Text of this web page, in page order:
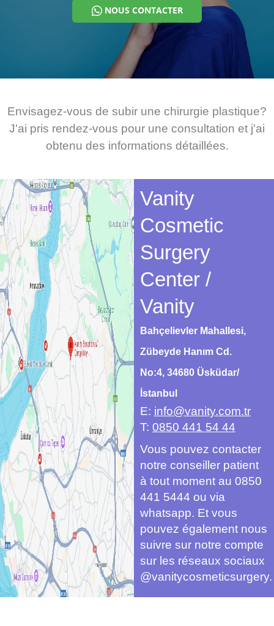
NOUS CONTACTER
Envisagez-vous de subir une chirurgie plastique?
J'ai pris rendez-vous pour une consultation et j'ai
obtenu des informations détaillées.
Vanity
Cosmetic
Surgery
Center /
Vanity
Bahçelievler Mahallesi,
Zübeyde Hanım Cd.
No:4, 34680 Üsküdar/
İstanbul
E: info@vanity.com.tr
T: 0850 441 54 44
Vous pouvez contacter
notre conseiller patient
à tout moment au 0850
441 5444 ou via
whatsapp. Et vous
pouvez également nous
suivre sur notre compte
sur les réseaux sociaux
@vanitycosmeticsurgery.